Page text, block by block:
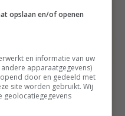
opslaan en/of openen
en informatie van uw
apparaatgegevens)
door en gedeeld met
site worden gebruikt. Wij
geolocatiegegevens